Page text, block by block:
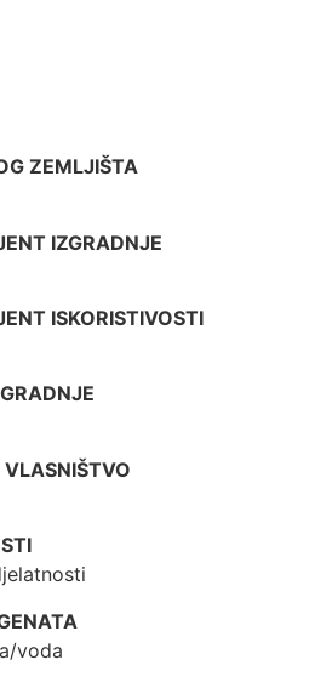
ZEMLJIŠTA
IZGRADNJE
ISKORISTIVOSTI
voda